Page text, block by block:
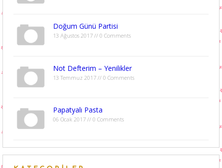
Doğum Günü Partisi
13 Ağustos 2017 // 0 Comments
Not Defterim – Yenilikler
13 Temmuz 2017 // 0 Comments
Papatyalı Pasta
06 Ocak 2017 // 0 Comments